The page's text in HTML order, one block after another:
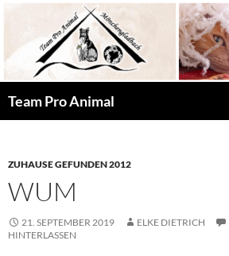
springen
Team Pro Animal
ZUHAUSE GEFUNDEN 2012
WUM
21. SEPTEMBER 2019 ELKE DIETRICH
HINTERLASSEN